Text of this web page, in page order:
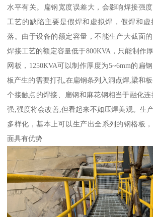
水平有关。扁钢宽度误差大，会影响焊接强
工艺的缺陷主要是假焊和虚拟焊，假焊和
落。由于设备的额定容量，不能生产大截面
焊接工艺的额定容量低于800KVA，只能制作
网板，1250KVA可以制作厚度为5~6mm的扁
板产生的需要打孔,在扁钢条列入洞点焊,梁和
个接触点的焊接、扁钢和麻花钢相当于融化
强,强度将会改善,但看起来不如压焊美观。生
多样化，基本上可以生产出全系列的钢格板
面具有优势